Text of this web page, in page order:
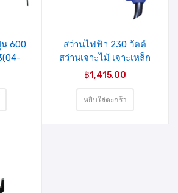
น 600
สว่านไฟฟ้า 230 วัตต์
สว่านเจาะไม้ เจาะเหล็ก
รุ่น MP-651 MIXPRO
฿1,415.00
หยิบใส่ตะกร้า